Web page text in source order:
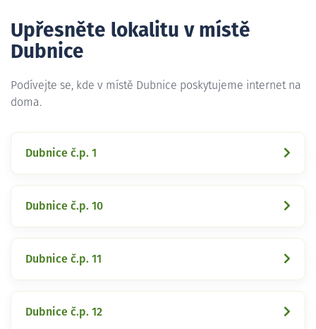
Upřesněte lokalitu v místě
Dubnice
Podívejte se, kde v místě Dubnice poskytujeme internet na
doma.
Dubnice č.p. 1
Dubnice č.p. 10
Dubnice č.p. 11
Dubnice č.p. 12